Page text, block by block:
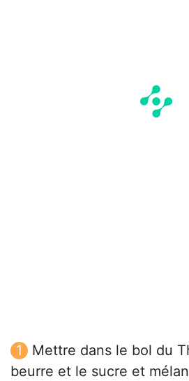
Mettre dans le bol du
beurre et le sucre et